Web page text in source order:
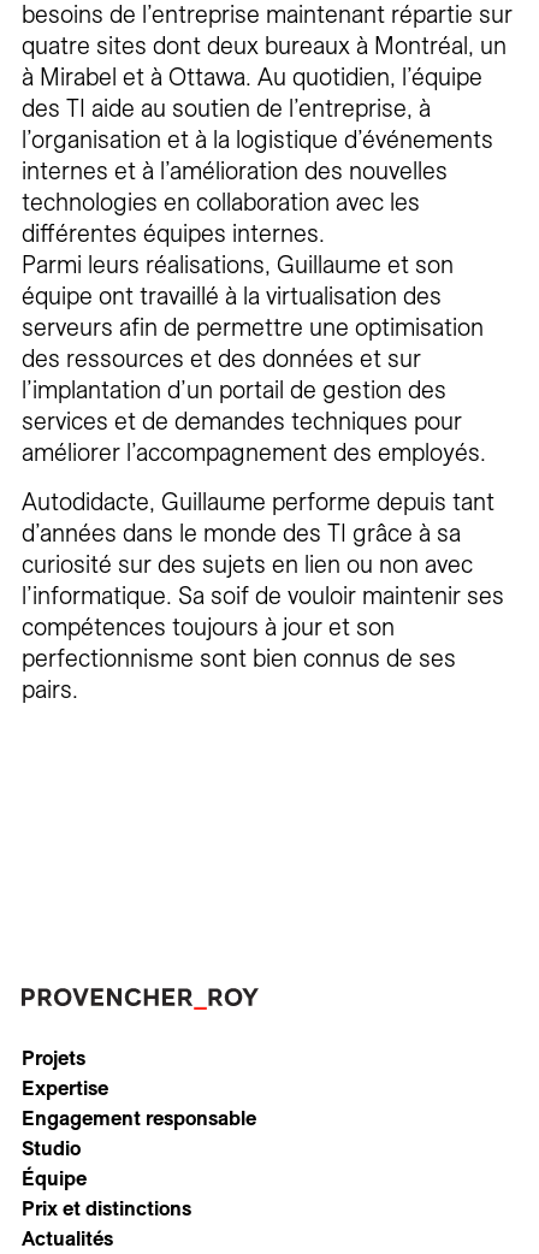
besoins de l’entreprise maintenant répartie sur
quatre sites dont deux bureaux à Montréal, un
à Mirabel et à Ottawa. Au quotidien, l’équipe
des TI aide au soutien de l’entreprise, à
l’organisation et à la logistique d’événements
internes et à l’amélioration des nouvelles
technologies en collaboration avec les
différentes équipes internes.
Parmi leurs réalisations, Guillaume et son
équipe ont travaillé à la virtualisation des
serveurs afin de permettre une optimisation
des ressources et des données et sur
l’implantation d’un portail de gestion des
services et de demandes techniques pour
améliorer l’accompagnement des employés.
Autodidacte, Guillaume performe depuis tant
d’années dans le monde des TI grâce à sa
curiosité sur des sujets en lien ou non avec
l’informatique. Sa soif de vouloir maintenir ses
compétences toujours à jour et son
perfectionnisme sont bien connus de ses
pairs.
Projets
Expertise
Engagement responsable
Studio
Équipe
Prix et distinctions
Actualités